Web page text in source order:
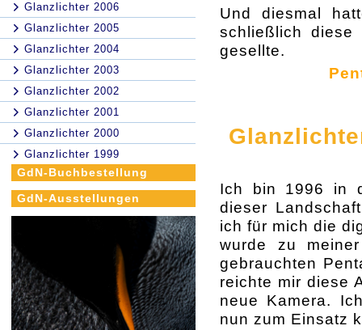
Glanzlichter 2006
Glanzlichter 2005
Glanzlichter 2004
Glanzlichter 2003
Glanzlichter 2002
Glanzlichter 2001
Glanzlichter 2000
Glanzlichter 1999
GdN-Buchbestellung
GdN-Ausstellungen
Und diesmal
schließlich diese
gesellte.
Ich bin 1996 in
dieser
ich für mich die
wurde zu
gebrauchten
reichte mir diese
neue Kamera.
nun zum Einsatz